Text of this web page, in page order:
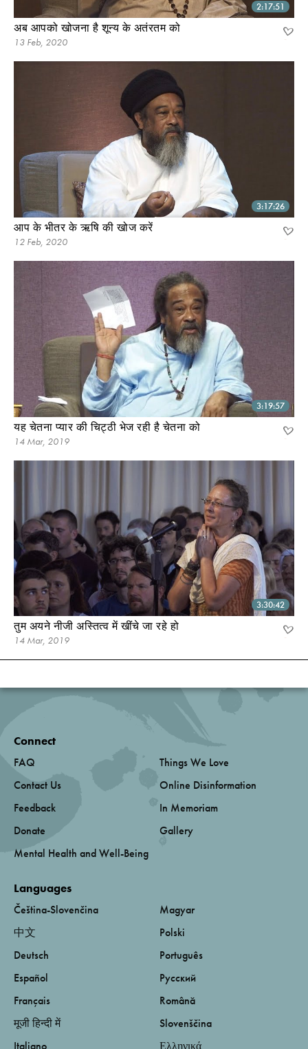
2:17:51
अब आपको खोजना है शून्य के अतंरतम को
13 Feb, 2020
3:17:26
आप के भीतर के ऋषि की खोज करें
12 Feb, 2020
3:19:57
यह चेतना प्यार की चिट्ठी भेज रही है चेतना को
14 Mar, 2019
3:30:42
तुम अयने नीजी अस्तित्व में खींचे जा रहे हो
14 Mar, 2019
Connect
FAQ
Contact Us
Feedback
Donate
Mental Health and Well-Being
Things We Love
Online Disinformation
In Memoriam
Gallery
Languages
Čeština-Slovenčina
中文
Deutsch
Español
Français
मूजी हिन्दी में
Italiano
Magyar
Polski
Português
Русский
Română
Slovenščina
Ελληνικά